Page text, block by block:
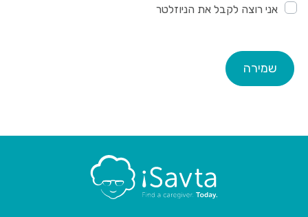
אני רוצה לקבל את הניוזלטר
שמירה